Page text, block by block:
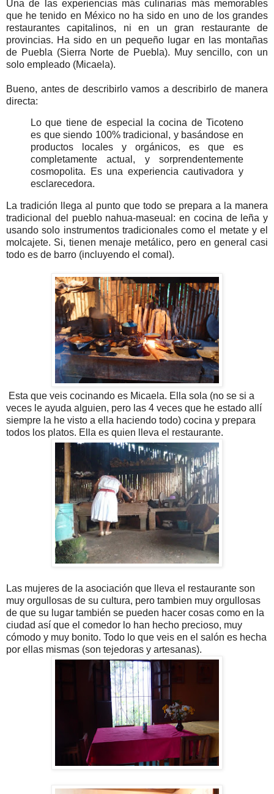
Una de las experiencias más culinarias más memorables
que he tenido en México no ha sido en uno de los grandes
restaurantes capitalinos, ni en un gran restaurante de
provincias. Ha sido en un pequeño lugar en las montañas
de Puebla (Sierra Norte de Puebla). Muy sencillo, con un
solo empleado (Micaela).
Bueno, antes de describirlo vamos a describirlo de manera
directa:
Lo que tiene de especial la cocina de Ticoteno
es que siendo 100% tradicional, y basándose en
productos locales y orgánicos, es que es
completamente actual, y sorprendentemente
cosmopolita. Es una experiencia cautivadora y
esclarecedora.
La tradición llega al punto que todo se prepara a la manera
tradicional del pueblo nahua-maseual: en cocina de leña y
usando solo instrumentos tradicionales como el metate y el
molcajete. Si, tienen menaje metálico, pero en general casi
todo es de barro (incluyendo el comal).
Esta que veis cocinando es Micaela. Ella sola (no se si a
veces le ayuda alguien, pero las 4 veces que he estado allí
siempre la he visto a ella haciendo todo) cocina y prepara
todos los platos. Ella es quien lleva el restaurante.
Las mujeres de la asociación que lleva el restaurante son
muy orgullosas de su cultura, pero tambien muy orgullosas
de que su lugar también se pueden hacer cosas como en la
ciudad así que el comedor lo han hecho precioso, muy
cómodo y muy bonito. Todo lo que veis en el salón es hecha
por ellas mismas (son tejedoras y artesanas).